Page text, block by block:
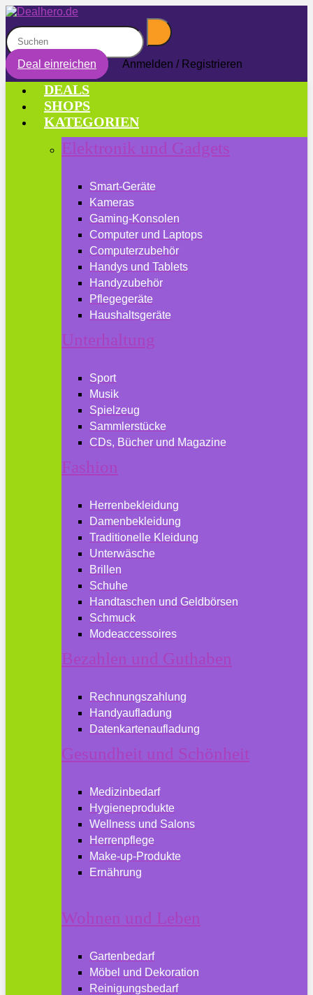
Deal einreichen Anmelden / Registrieren
DEALS
SHOPS
KATEGORIEN
Elektronik und Gadgets
Smart-Geräte
Kameras
Gaming-Konsolen
Computer und Laptops
Computerzubehör
Handys und Tablets
Handyzubehör
Pflegegeräte
Haushaltsgeräte
Unterhaltung
Sport
Musik
Spielzeug
Sammlerstücke
CDs, Bücher und Magazine
Fashion
Herrenbekleidung
Damenbekleidung
Traditionelle Kleidung
Unterwäsche
Brillen
Schuhe
Handtaschen und Geldbörsen
Schmuck
Modeaccessoires
Bezahlen und Guthaben
Rechnungszahlung
Handyaufladung
Datenkartenaufladung
Gesundheit und Schönheit
Medizinbedarf
Hygieneprodukte
Wellness und Salons
Herrenpflege
Make-up-Produkte
Ernährung
Wohnen und Leben
Gartenbedarf
Möbel und Dekoration
Reinigungsbedarf